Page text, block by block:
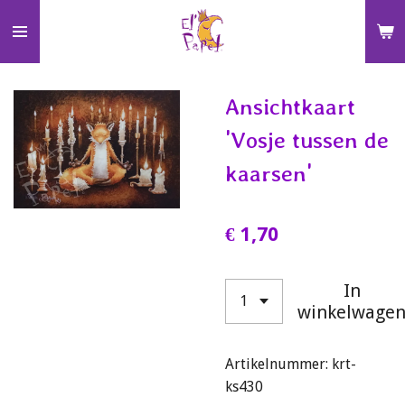
direct
naar
de
hoofdinhoud
Ansichtkaart
'Vosje tussen de
kaarsen'
€ 1,70
In
winkelwagen
Artikelnummer: krt-
ks430